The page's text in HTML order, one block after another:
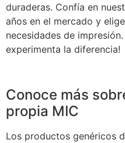
duraderas. Confía en
años en el mercado y
necesidades de
experimenta la diferencia!
Conoce más
propia MIC
Los productos genéricos